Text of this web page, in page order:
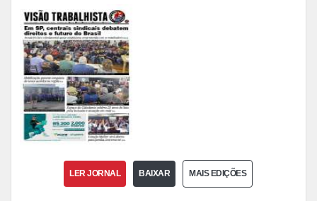
LER JORNAL BAIXAR MAIS EDIÇÕES